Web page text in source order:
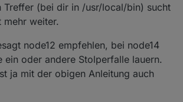
100 /var/lib/dpkg/status
2~bpo9+1 500
1 500
Treffer (bei dir in /usr/local/bin) sucht
mehr weiter.
node12 empfehlen, bei node14
ein oder andere Stolperfalle lauern.
ja mit der obigen Anleitung auch